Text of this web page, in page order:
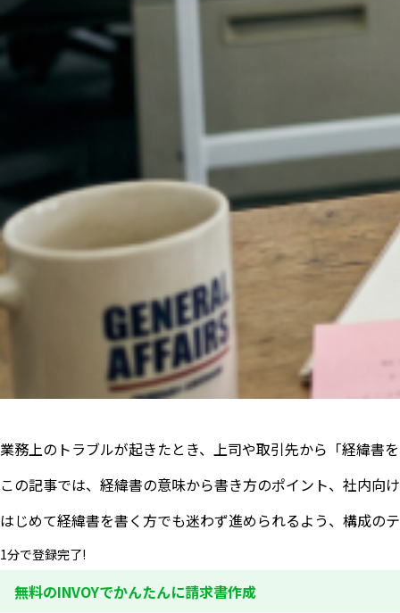
業務上のトラブルが起きたとき、上司や取引先から「経緯書
この記事では、経緯書の意味から書き方のポイント、社内向
はじめて経緯書を書く方でも迷わず進められるよう、構成の
1分で登録完了!
無料のINVOYでかんたんに請求書作成